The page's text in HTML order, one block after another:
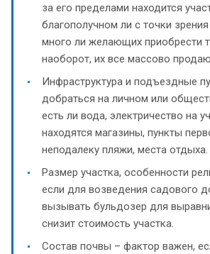
за его пределами находится
благополучном ли с точки
много ли желающих приобрести
наоборот, их все массово
Инфраструктура и подъездные
добраться на личном или
есть ли вода, электричество на
находятся магазины, пункты
неподалеку пляжи, места отдыха.
Размер участка, особенности
если для возведения садового
вызывать бульдозер для
снизит стоимость участка.
Состав почвы – фактор важен,